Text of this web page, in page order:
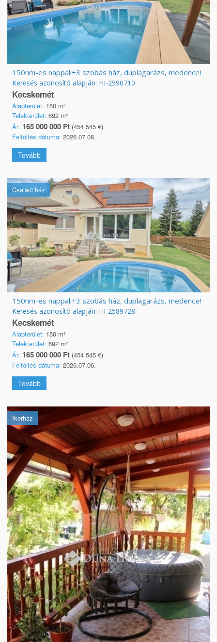
150nm-es nappali+3 szobás ház, duplagarázs, medence!
Keresés azonosító alapján: HI-2590710
Kecskemét
Alapterület: 150 m²
Telekterület: 692 m²
Ár: 165 000 000 Ft (454 545 €)
Feltöltés dátuma: 2026.07.08.
Tovább
Családi ház
150nm-es nappali+3 szobás ház, duplagarázs, medence!
Keresés azonosító alapján: HI-2589728
Kecskemét
Alapterület: 150 m²
Telekterület: 692 m²
Ár: 165 000 000 Ft (454 545 €)
Feltöltés dátuma: 2026.07.06.
Tovább
Ikerház